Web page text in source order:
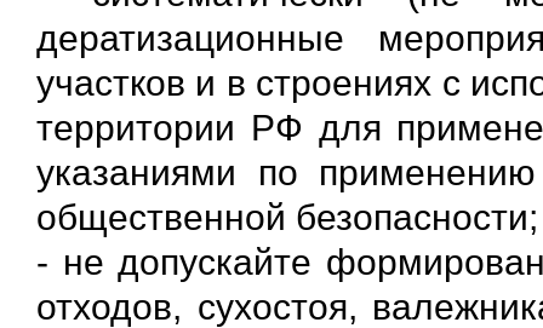
дератизационные
участков и в строениях с
территории РФ для
указаниями по
общественной безопасности;
- не допускайте
отходов, сухостоя,